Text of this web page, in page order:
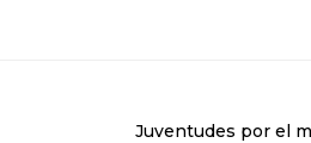
Juventudes por el